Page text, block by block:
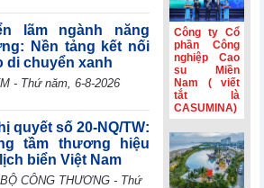
năm
Bộ Công
Thương kết nối
thị trường, mở
rộng đầu ra cho
nông sản Lạng
Sơn
lãm ngành năng
Nền tảng kết nối
di chuyển xanh
- Thứ năm, 6-8-2026
quyết số 20-NQ/TW:
tầm thương hiệu
biển Việt Nam
CÔNG THƯƠNG - Thứ
Công ty Cổ
phần Công
nghiệp Cao
su Miền
Nam ( viết
tắt là
CASUMINA)